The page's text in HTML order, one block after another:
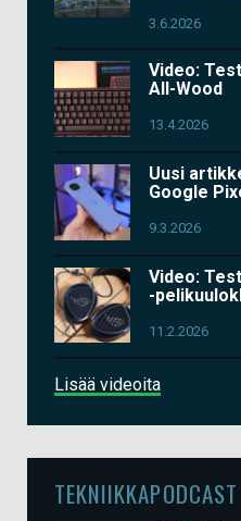
3.6.2026
Video:
All-Wood
13.4.2026
Uusi
Google
9.3.2026
Video:
-
11.2.2026
Lisää videoita
TEKNIIKKAPODCAST